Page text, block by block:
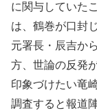
に関与していた
は、鶴巻が口封
元署長・辰吉か
方、世論の反発
印象づけたい竜
調査すると報道